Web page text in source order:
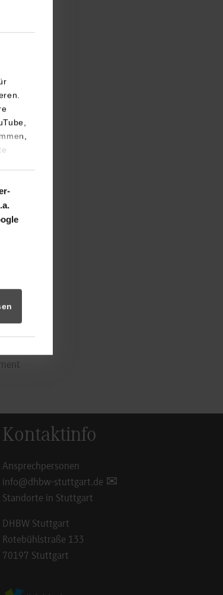
Kontaktinfo
Ansprechpersonen
info@dhbw-stuttgart.de
Standorte in Stuttgart
DHBW Stuttgart
Rotebühlstraße 133
70197 Stuttgart